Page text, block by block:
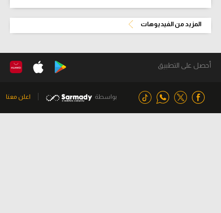
المزيد من الفيديوهات
أحصل على التطبيق
بواسطة اعلن معنا